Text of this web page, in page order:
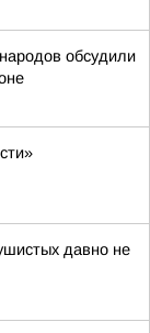
обсудили
давно не